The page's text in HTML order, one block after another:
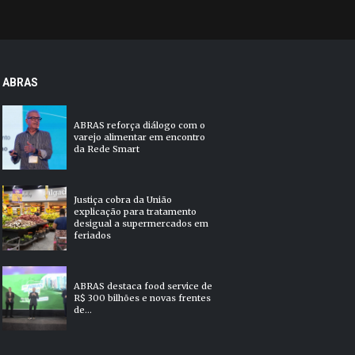
ABRAS
ABRAS reforça diálogo com o
varejo alimentar em encontro
da Rede Smart
Justiça cobra da União
explicação para tratamento
desigual a supermercados em
feriados
ABRAS destaca food service de
R$ 300 bilhões e novas frentes
de...